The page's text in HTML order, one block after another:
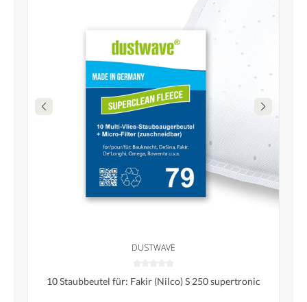
DUSTWAVE
10 Staubbeutel für: Fakir (Nilco) S 250 supertronic